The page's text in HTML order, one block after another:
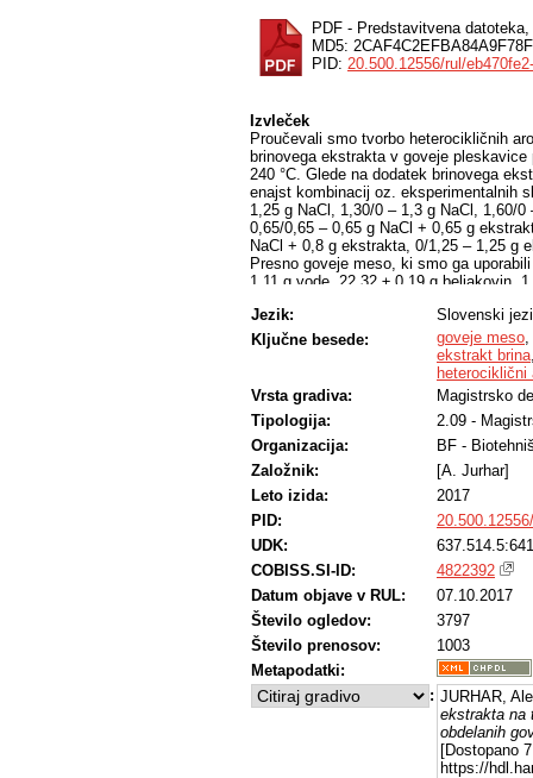
PDF - Predstavitvena datoteka,
MD5:
PID: 20.500.12556/rul/
Izvleček
Proučevali smo tvorbo heterocikličnih
brinovega ekstrakta v goveje
240 °C. Glede na dodatek brinovega
enajst kombinacij oz. eksperimentalnih
1,25 g NaCl, 1,30/0 – 1,3 g NaCl, 1,60/
0,65/0,65 – 0,65 g NaCl + 0,65 g
NaCl + 0,8 g ekstrakta, 0/1,25 – 1,25 g
Presno goveje meso, ki smo ga
1,11 g vode, 22,32 ± 0,19 g beljakovin,
vsebnost skupnih fenolnih spojin 423,2
ekstrakta. Toplotno obdelane goveje
HAA/kg, največ je bilo PhIP (1,96 g/
g/kg), MeIQx (0,54 g/kg), ostalih
tvorilo manj kot 0,5 g/kg (metoda LC-
koncentraciji 1,3 g/100 g presne mase
kot so MeIQx, PhIP in Glu-P-2). Z
optimalen dodatek 0,75 g soli in 0,50 g
ni statistično značilno).
Jezik:
Slovenski
Ključne besede:
goveje meso,
ekstrakt brina
Vrsta gradiva:
Magistrsko
Tipologija:
2.09 -
Organizacija:
BF -
Založnik:
[A. Jurhar]
Leto izida:
2017
PID:
UDK:
COBISS.SI-ID:
4822392
Datum objave v RUL:
07.10.2017
Število ogledov:
3797
Število prenosov:
1003
Metapodatki:
: JURHAR,
ekstrakta na
obdelanih
[Dostopano
https://